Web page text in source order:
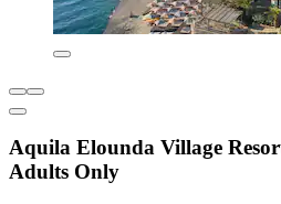
Aquila Elounda Village
Adults Only